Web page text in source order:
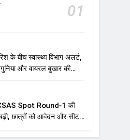
01
के बीच स्वास्थ्य विभाग अलर्ट,
और वायरल बुखार की
Spot Round-1 की
छात्रों को आवेदन और सीट